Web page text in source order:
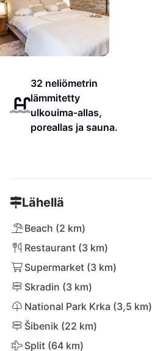
32 neliömetrin
lämmitetty
ulkouima-allas,
poreallas ja sauna.
Lähellä
Beach (2 km)
Restaurant (3 km)
Supermarket (3 km)
Skradin (3 km)
National Park Krka (3,5 km)
Šibenik (22 km)
Split (64 km)